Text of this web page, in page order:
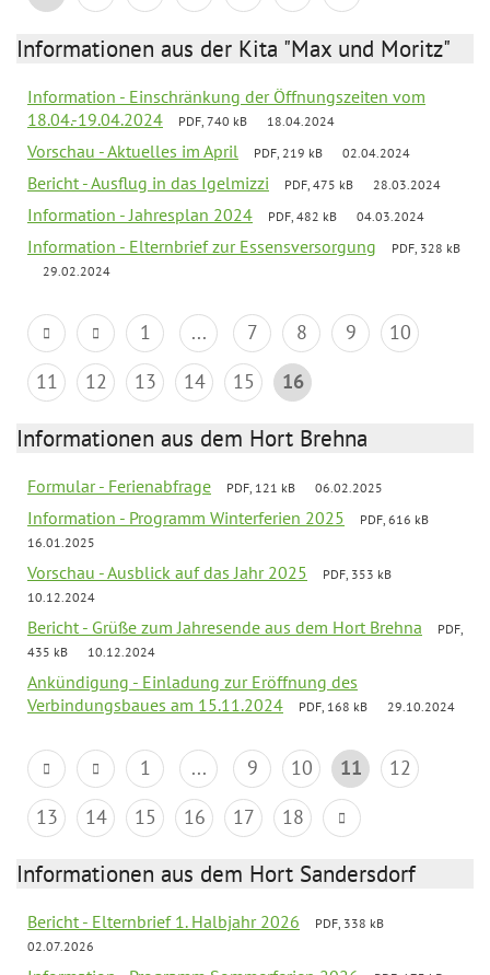
Informationen aus der Kita "Max und Moritz"
Information - Einschränkung der Öffnungszeiten vom
18.04.-19.04.2024
PDF, 740 kB 18.04.2024
Vorschau - Aktuelles im April PDF, 219 kB 02.04.2024
Bericht - Ausflug in das Igelmizzi PDF, 475 kB 28.03.2024
Information - Jahresplan 2024 PDF, 482 kB 04.03.2024
Information - Elternbrief zur Essensversorgung
PDF, 328 kB
29.02.2024
1 ... 7 8 9
10
11
12 13 14 15 16
Informationen aus dem Hort Brehna
Formular - Ferienabfrage PDF, 121 kB 06.02.2025
Information - Programm Winterferien 2025
PDF, 616 kB
16.01.2025
Vorschau - Ausblick auf das Jahr 2025
PDF, 353 kB
10.12.2024
Bericht - Grüße zum Jahresende aus dem Hort Brehna
PDF,
435 kB
10.12.2024
Ankündigung - Einladung zur Eröffnung des
Verbindungsbaues am 15.11.2024
PDF, 168 kB 29.10.2024
1 ... 9 10 11
12
13
14 15 16 17 18
Informationen aus dem Hort Sandersdorf
Bericht - Elternbrief 1. Halbjahr 2026
PDF, 338 kB
02.07.2026